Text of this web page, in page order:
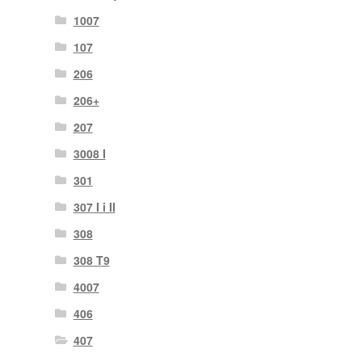
1007
107
206
206+
207
3008 I
301
307 I i II
308
308 T9
4007
406
407